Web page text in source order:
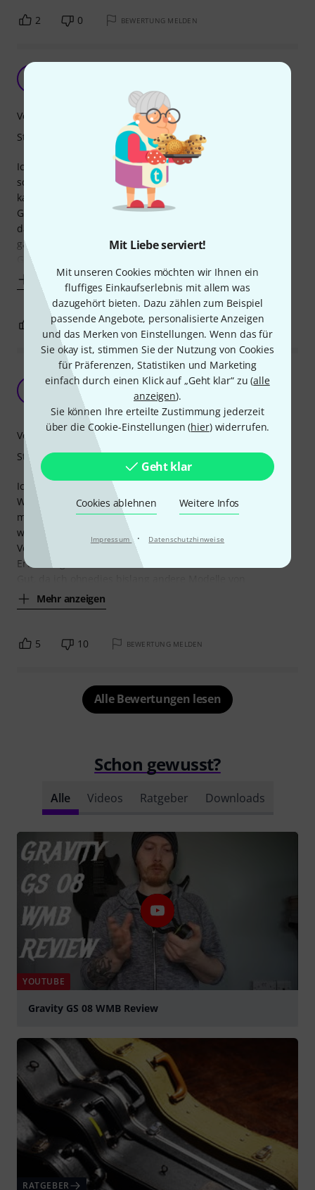
Mit Liebe serviert!
Mit unseren Cookies möchten wir Ihnen ein
fluffiges Einkaufserlebnis mit allem was
dazugehört bieten. Dazu zählen zum Beispiel
passende Angebote, personalisierte Anzeigen
und das Merken von Einstellungen. Wenn das für
Sie okay ist, stimmen Sie der Nutzung von Cookies
für Präferenzen, Statistiken und Marketing
einfach durch einen Klick auf „Geht klar“ zu (alle
anzeigen).
Sie können Ihre erteilte Zustimmung jederzeit
über die Cookie-Einstellungen (hier) widerrufen.
Geht klar
Cookies ablehnen Weitere Infos
Impressum · Datenschutzhinweise
2 0 BEWERTUNG MELDEN
Ich liebe diese E-Gitarren-Wandhalterung absolut! Es ist
schön, sieht zuverlässig aus und ist preiswert. Deshalb
kaufe ich sie jedes Mal wieder, wenn ich eine weitere E-
Gitarre kaufe. Und noch eines – als Reserve für den Fall,
dass es plötzlich kaputt geht, aber seit mehreren Jahren
gab es keine Pannen mehr. Jetzt hängen bei mir drei E-
Gitarren und eine ist auf Lager.
Mehr anzeigen
Verarbeitung
Stabilität
0 BEWERTUNG MELDEN
Hält. Wenn man zusätzlich in den Baumarkt
fährt...
KontraBoss 18.10.2017
Ich habe eigentlich erwartet, dass bei so einer
Wandhalterung entsprechende Schrauben inkl. Dübeln
mitgeliefert werden. Denn der Hersteller wird ja wohl
wissen, welche Schraubendicke und -länge für die
Verwendung der Haltung zu verwenden ist.
Erwartung nicht erfüllt... keine Schrauben. Kein Hinweis.
Mehr anzeigen
Verarbeitung
Stabilität
5 10 BEWERTUNG MELDEN
Alle Bewertungen lesen
Schon gewusst?
Alle Videos Ratgeber Downloads
YOUTUBE
Gravity GS 08 WMB Review
RATGEBER